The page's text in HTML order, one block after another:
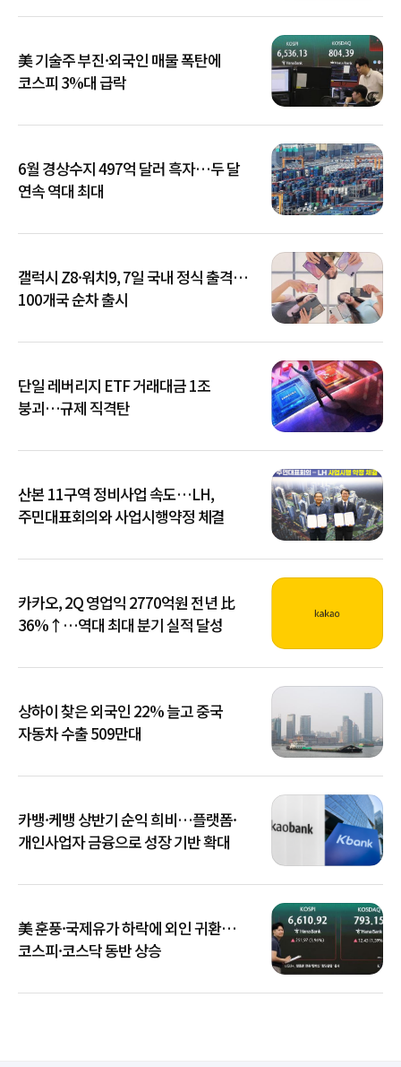
美 기술주 부진·외국인 매물 폭탄에
코스피 3%대 급락
6월 경상수지 497억 달러 흑자…두 달
연속 역대 최대
갤럭시 Z8·워치9, 7일 국내 정식 출격…
100개국 순차 출시
단일 레버리지 ETF 거래대금 1조
붕괴…규제 직격탄
산본 11구역 정비사업 속도…LH,
주민대표회의와 사업시행약정 체결
카카오, 2Q 영업익 2770억원 전년 比
36%↑…역대 최대 분기 실적 달성
상하이 찾은 외국인 22% 늘고 중국
자동차 수출 509만대
카뱅·케뱅 상반기 순익 희비…플랫폼·
개인사업자 금융으로 성장 기반 확대
美 훈풍·국제유가 하락에 외인 귀환…
코스피·코스닥 동반 상승